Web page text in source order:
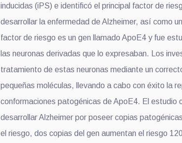
inducidas (iPS) e identificó el principal factor de
desarrollar la enfermedad de Alzheimer, así como
factor de riesgo es un gen llamado ApoE4 y fue
las neuronas derivadas que lo expresaban. Los
tratamiento de estas neuronas mediante un
pequeñas moléculas, llevando a cabo con éxito la
conformaciones patogénicas de ApoE4. El estudio
desarrollar Alzheimer por poseer copias
el riesgo, dos copias del gen aumentan el riesgo